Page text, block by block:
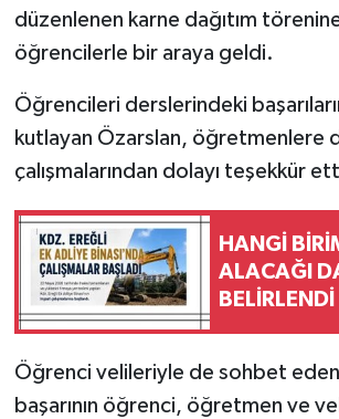
düzenlenen karne dağıtım
öğrencilerle bir araya geldi.
Öğrencileri derslerindeki
kutlayan Özarslan, öğretmenlere
çalışmalarından dolayı teşekkür
HANGİ
ALACAĞI
BELİRLENDİ
Öğrenci velileriyle de sohbet
başarının öğrenci, öğretmen ve